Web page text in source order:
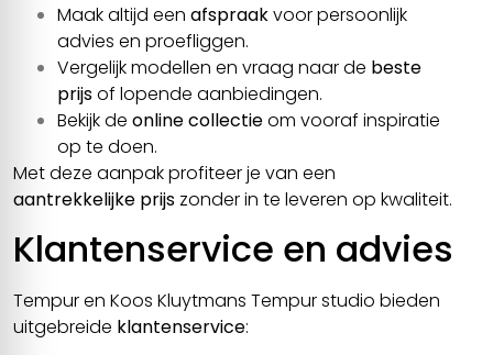
Maak altijd een afspraakvoor persoonlijk
advies en proefliggen.
Vergelijk modellen en vraag naar de beste
prijsof lopende aanbiedingen.
Bekijk de online collectieom vooraf inspiratie
op te doen.
Met deze aanpak profiteer je van een
aantrekkelijke prijs zonder in te leveren op kwaliteit.
Klantenservice en advies
Tempur en Koos Kluytmans Tempur studio bieden
uitgebreide klantenservice: